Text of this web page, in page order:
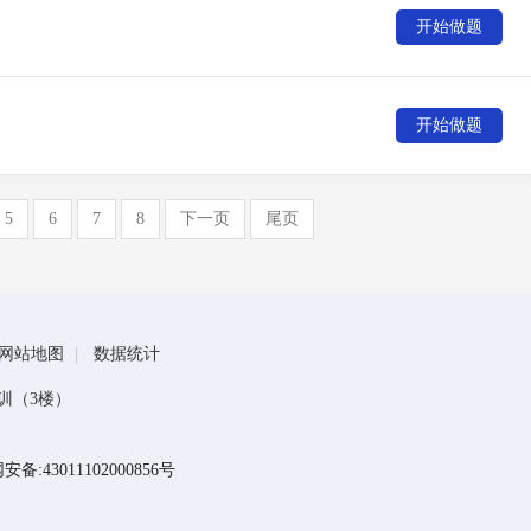
开始做题
开始做题
5 6 7 8 下一页 尾页
站地图 数据统计
（3楼）
备:43011102000856号